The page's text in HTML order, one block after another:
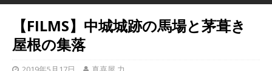
【FILMS】中城城跡の馬場と茅葺き
屋根の集落